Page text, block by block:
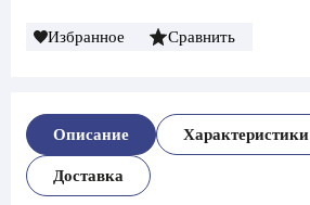
Избранное Сравнить
Описание Характеристики
Доставка